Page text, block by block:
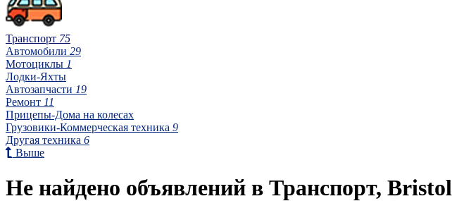
Транспорт 75
Автомобили 29
Мотоциклы 1
Лодки-Яхты
Автозапчасти 19
Ремонт 11
Прицепы-Дома на колесах
Грузовики-Коммерческая техника 9
Другая техника 6
Выше
Не найдено объявлений в Транспорт, Bristol